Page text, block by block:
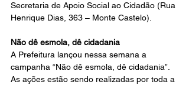
Secretaria de Apoio Social ao Cidadão (Rua
Henrique Dias, 363 – Monte Castelo).
Não dê esmola, dê cidadania
A Prefeitura lançou nessa semana a
campanha “Não dê esmola, dê cidadania”.
As ações estão sendo realizadas por toda a